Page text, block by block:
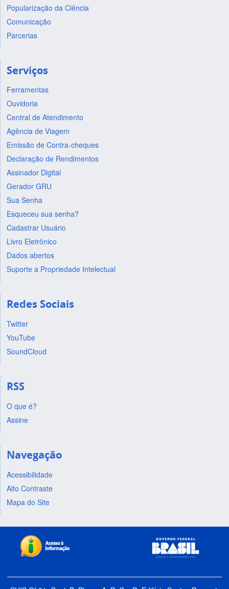
Popularização da Ciência
Comunicação
Parcerias
Serviços
Ferramentas
Ouvidoria
Central de Atendimento
Agência de Viagem
Emissão de Contra-cheques
Declaração de Rendimentos
Assinador Digital
Gerador GRU
Sua Senha
Esqueceu sua senha?
Cadastrar Usuário
Livro Eletrônico
Dados abertos
Suporte a Propriedade Intelectual
Redes Sociais
Twitter
YouTube
SoundCloud
RSS
O que é?
Assine
Navegação
Acessibilidade
Alto Contraste
Mapa do Site